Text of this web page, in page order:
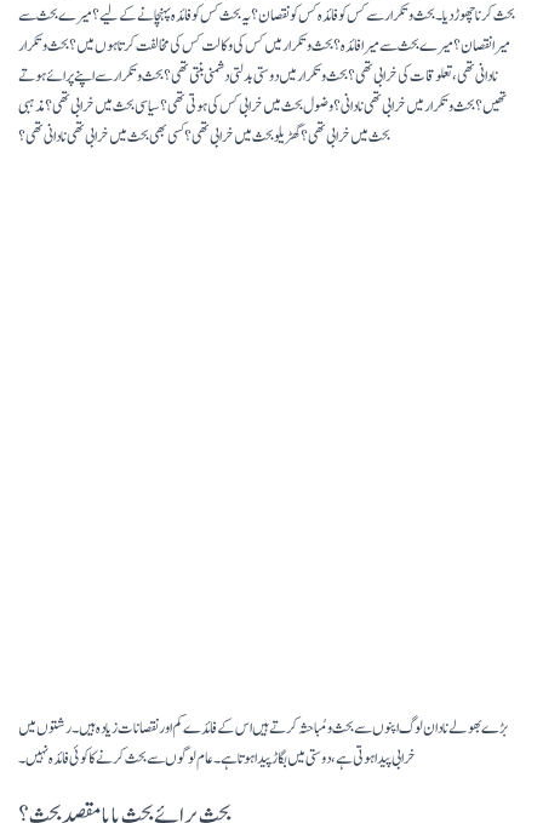
بحث کرنا چھوڑ دیا۔ بحث و تکرار سے کس کو فائدہ کس کو نقصان؟ یہ بحث کس کو فائدہ پہنچانے کے لیے؟ میرے بحث سے
میرا نقصان؟ میرے بحث سے میرا فائدہ؟ بحث و تکرار میں کس کی وکالت کس کی مخالفت کرتا ہوں میں؟ بحث و تکرار
نادانی تھی، تعلوقات کی خرابی تھی؟ بحث و تکرار میں دوستی بدلتی دشمنی بنتی تھی؟ بحث و تکرار سے اپنے پرائے ہوتے
تھیں؟ بحث و تکرار میں خرابی تھی نادانی؟ وضول بحث میں خرابی کس کی ہوتی تھی؟ سیاسی بحث میں خرابی تھی؟ مذہبی
بحث میں خرابی تھی؟ گھڑیلو بحث میں خرابی تھی؟ کسی بھی بحث میں خرابی تھی نادانی تھی؟
بڑے بھولے نادان لوگ اپنوں سے بحث و مُباحثہ کرتے ہیں اس کے فائدے کم اور نقصانات زیادہ ہیں۔ رشتوں میں
خرابی پیدا ہوتی ہے، دوستی میں بگاڑ پیدا ہوتا ہے۔ عام لوگوں سے بحث کرنے کا کوئی فائدہ نہیں۔